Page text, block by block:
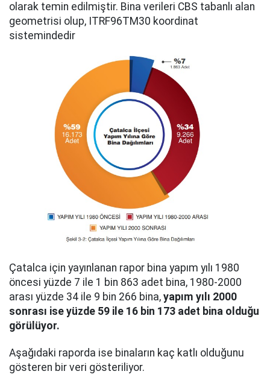
olarak temin edilmiştir. Bina verileri CBS tabanlı alan
geometrisi olup, ITRF96TM30 koordinat
sistemindedir
Çatalca için yayınlanan rapor bina yapım yılı 1980
öncesi yüzde 7 ile 1 bin 863 adet bina, 1980-2000
arası yüzde 34 ile 9 bin 266 bina, yapım yılı 2000
sonrası ise yüzde 59 ile 16 bin 173 adet bina olduğu
görülüyor.
Aşağıdaki raporda ise binaların kaç katlı olduğunu
gösteren bir veri gösteriliyor.